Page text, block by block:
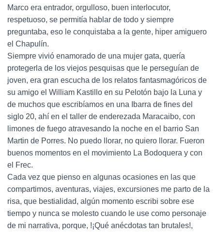
Marco era entrador, orgulloso, buen interlocutor,
respetuoso, se permitía hablar de todo y siempre
preguntaba, eso le conquistaba a la gente, hiper amiguero
el Chapulín.
Siempre vivió enamorado de una mujer gata, quería
protegerla de los viejos pesquisas que le perseguían de
joven, era gran escucha de los relatos fantasmagóricos de
su amigo el William Kastillo en su Pelotón bajo la Luna y
de muchos que escribíamos en una Ibarra de fines del
siglo 20, ahí en el taller de enderezada Maracaibo, con
limones de fuego atravesando la noche en el barrio San
Martin de Porres. No puedo llorar, no quiero llorar. Fueron
buenos momentos en el movimiento La Bodoquera y con
el Frec.
Cada vez que pienso en algunas ocasiones en las que
compartimos, aventuras, viajes, excursiones me parto de la
risa, que bestialidad, algún momento escribi sobre ese
tiempo y nunca se molesto cuando le use como personaje
de mi narrativa, porque, !¡Qué anécdotas tan brutales!,